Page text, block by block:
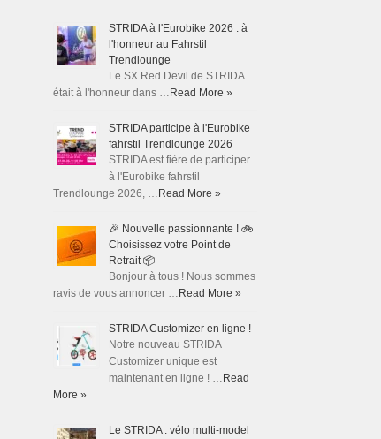
STRIDA à l'Eurobike 2026 : à
l'honneur au Fahrstil
Trendlounge
Le SX Red Devil de STRIDA
était à l'honneur dans … Read More »
STRIDA participe à l'Eurobike
fahrstil Trendlounge 2026
STRIDA est fière de participer
à l'Eurobike fahrstil
Trendlounge 2026, … Read More »
🎉 Nouvelle passionnante ! 🚲
Choisissez votre Point de
Retrait 📦
Bonjour à tous ! Nous sommes
ravis de vous annoncer … Read More »
STRIDA Customizer en ligne !
Notre nouveau STRIDA
Customizer unique est
maintenant en ligne ! … Read
More »
Le STRIDA : vélo multi-model